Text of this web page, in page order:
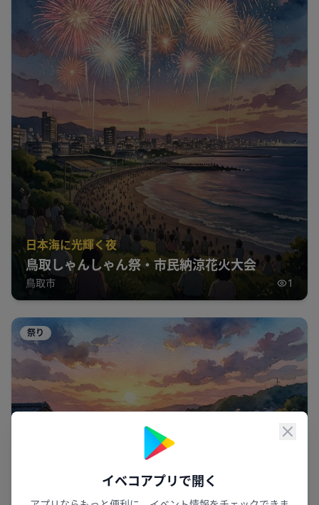
閉じ
イベコアプリで開く
日本海に光輝く夜
鳥取しゃんしゃん祭・市民納涼花火大会
鳥取市 1
祭り